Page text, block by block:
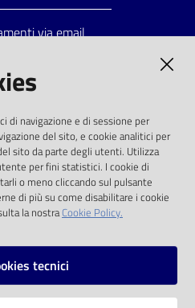
via email
dalla direttiva
dal d.lgs. 36/2006
di navigazione e di sessione per
del sito, e cookie analitici per
sito da parte degli utenti. Utilizza
per fini statistici. I cookie di
o meno cliccando sul pulsante
di più su come disabilitare i cookie
la nostraCookie Policy.
tecnici